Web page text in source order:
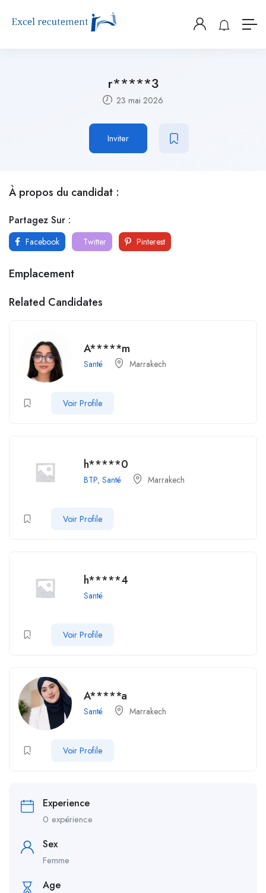
r*****3
23 mai 2026
Inviter
À propos du candidat :
Partagez Sur :
Facebook Twitter Pinterest
Emplacement
Related Candidates
A*****m
Santé Marrakech
Voir Profile
h*****0
BTP, Santé Marrakech
Voir Profile
h*****4
Santé
Voir Profile
A*****a
Santé Marrakech
Voir Profile
Experience
0 expérience
Sex
Femme
Age